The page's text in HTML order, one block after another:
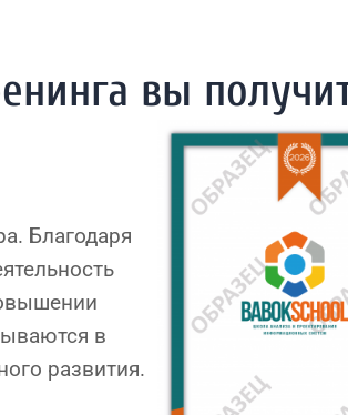
вы
Благодаря
в
развития.